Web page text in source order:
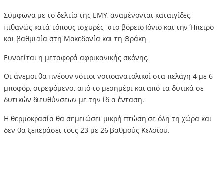
Σύμφωνα με το δελτίο της ΕΜΥ, αναμένονται καταιγίδες,
πιθανώς κατά τόπους ισχυρές στο βόρειο Ιόνιο και την Ήπειρο
και βαθμιαία στη Μακεδονία και τη Θράκη.
Ευνοείται η μεταφορά αφρικανικής σκόνης.
Οι άνεμοι θα πνέουν νότιοι νοτιοανατολικοί στα πελάγη 4 με 6
μποφόρ, στρεφόμενοι από το μεσημέρι και από τα δυτικά σε
δυτικών διευθύνσεων με την ίδια ένταση.
Η θερμοκρασία θα σημειώσει μικρή πτώση σε όλη τη χώρα και
δεν θα ξεπεράσει τους 23 με 26 βαθμούς Κελσίου.